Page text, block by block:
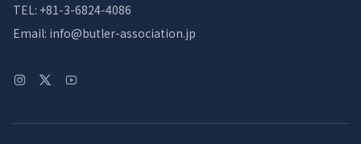
TEL: +81-3-6824-4086
Email: info@butler-association.jp